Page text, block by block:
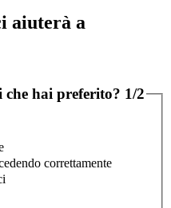
aiuterà a
che hai preferito? 1/2
correttamente